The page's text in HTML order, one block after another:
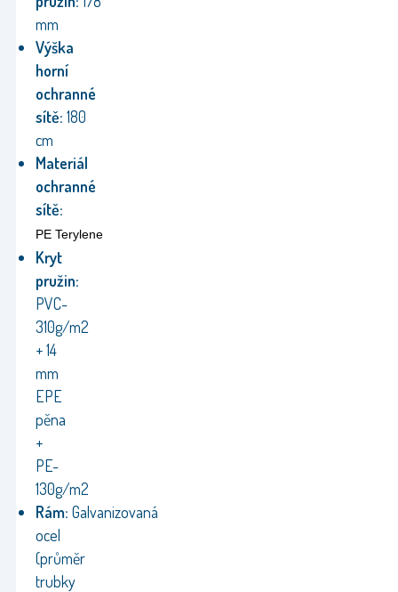
mm
Výška
horní
ochranné
sítě: 180
cm
Materiál
ochranné
sítě:
PE Terylene
Kryt
pružin:
PVC-
310g/m2
+ 14
mm
EPE
pěna
+
PE-
130g/m2
Rám: Galvanizovaná
ocel
(průměr
trubky